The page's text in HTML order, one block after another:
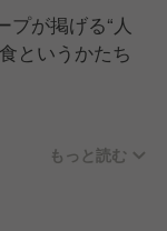
プが掲げる“人
というかたち
える時間を提案
もっと読む